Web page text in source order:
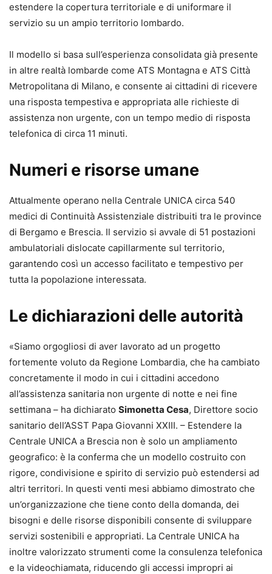
estendere la copertura territoriale e di uniformare il
servizio su un ampio territorio lombardo.
Il modello si basa sull’esperienza consolidata già presente
in altre realtà lombarde come ATS Montagna e ATS Città
Metropolitana di Milano, e consente ai cittadini di ricevere
una risposta tempestiva e appropriata alle richieste di
assistenza non urgente, con un tempo medio di risposta
telefonica di circa 11 minuti.
Numeri e risorse umane
Attualmente operano nella Centrale UNICA circa 540
medici di Continuità Assistenziale distribuiti tra le province
di Bergamo e Brescia. Il servizio si avvale di 51 postazioni
ambulatoriali dislocate capillarmente sul territorio,
garantendo così un accesso facilitato e tempestivo per
tutta la popolazione interessata.
Le dichiarazioni delle autorità
«Siamo orgogliosi di aver lavorato ad un progetto
fortemente voluto da Regione Lombardia, che ha cambiato
concretamente il modo in cui i cittadini accedono
all’assistenza sanitaria non urgente di notte e nei fine
settimana – ha dichiarato Simonetta Cesa, Direttore socio
sanitario dell’ASST Papa Giovanni XXIII. – Estendere la
Centrale UNICA a Brescia non è solo un ampliamento
geografico: è la conferma che un modello costruito con
rigore, condivisione e spirito di servizio può estendersi ad
altri territori. In questi venti mesi abbiamo dimostrato che
un’organizzazione che tiene conto della domanda, dei
bisogni e delle risorse disponibili consente di sviluppare
servizi sostenibili e appropriati. La Centrale UNICA ha
inoltre valorizzato strumenti come la consulenza telefonica
e la videochiamata, riducendo gli accessi impropri ai